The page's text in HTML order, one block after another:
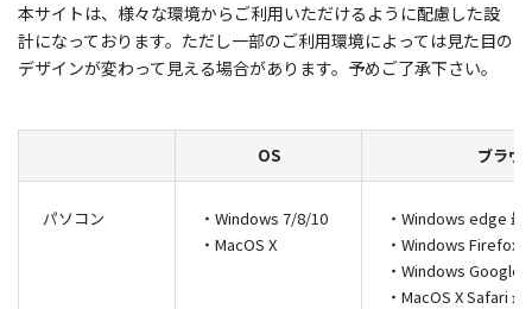
本サイトは、様々な環境からご利用いただけるように配慮した設
計になっております。ただし一部のご利用環境によっては見た目の
デザインが変わって見える場合があります。予めご了承下さい。
OS ブラウ
パソコン
・Windows 7/8/10
・MacOS X
・Windows edge 最
・Windows Firefox
・Windows Google
・MacOS X Safari